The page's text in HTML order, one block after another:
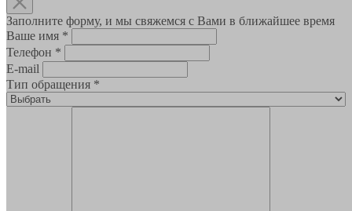
Заполните форму, и мы свяжемся с Вами в ближайшее время
Ваше имя *
Телефон *
E-mail
Тип обращения *